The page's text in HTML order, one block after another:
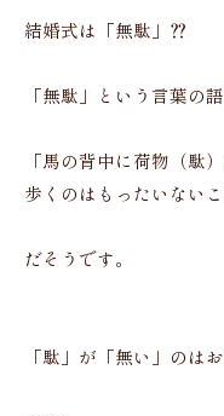
結婚式は「無駄」⁇
「無駄」という言葉の
「馬の背中に荷物（駄
歩くのはもったいないこ
だそうです。
「駄」が「無い」のは